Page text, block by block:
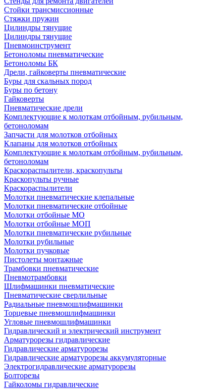
Стойки трансмиссионные
Стяжки пружин
Цилиндры тянущие
Цилиндры тянущие
Пневмоинструмент
Бетоноломы пневматические
Бетоноломы БК
Дрели, гайковерты пневматические
Буры для скальных пород
Буры по бетону
Гайковерты
Пневматические дрели
Комплектующие к молоткам отбойным, рубильным,
бетоноломам
Запчасти для молотков отбойных
Клапаны для молотков отбойных
Комплектующие к молоткам отбойным, рубильным,
бетоноломам
Краскораспылители, краскопульты
Краскопульты ручные
Краскораспылители
Молотки пневматические клепальные
Молотки пневматические отбойные
Молотки отбойные МО
Молотки отбойные МОП
Молотки пневматические рубильные
Молотки рубильные
Молотки пучковые
Пистолеты монтажные
Трамбовки пневматические
Пневмотрамбовки
Шлифмашинки пневматические
Пневматические сверлильные
Радиальные пневмошлифмашинки
Торцевые пневмошлифмашинки
Угловые пневмошлифмашинки
Гидравлический и электрический инструмент
Арматурорезы гидравлические
Гидравлические арматурорезы
Гидравлические арматурорезы аккумуляторные
Электрогидравлические арматурорезы
Болторезы
Гайколомы гидравлические